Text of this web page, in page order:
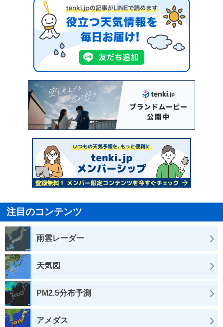
注目のコンテンツ
雨雲レーダー
天気図
PM2.5分布予測
アメダス